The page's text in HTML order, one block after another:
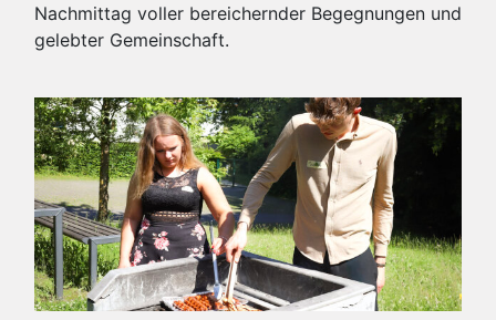
Nachmittag voller bereichernder Begegnungen und
gelebter Gemeinschaft.